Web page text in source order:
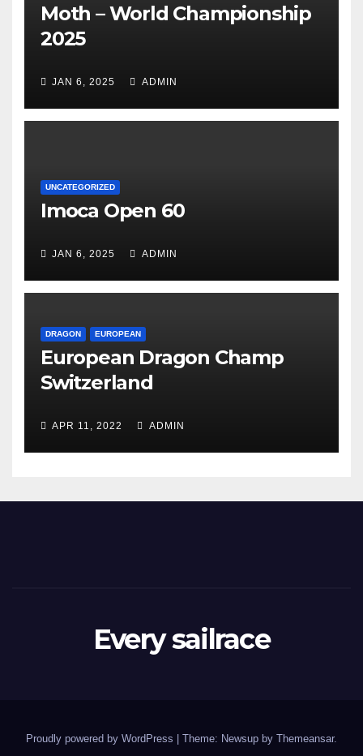
Moth – World Championship
2025
JAN 6, 2025 ADMIN
UNCATEGORIZED
Imoca Open 60
JAN 6, 2025 ADMIN
DRAGON EUROPEAN
European Dragon Champ
Switzerland
APR 11, 2022 ADMIN
Every sailrace
Proudly powered by WordPress Theme: Newsup by Themeansar.